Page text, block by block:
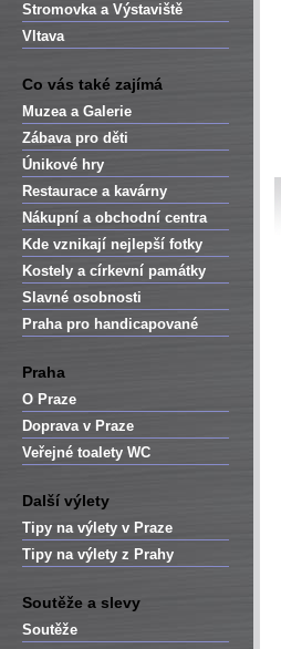
Stromovka a Výstaviště
Vltava
Co vás také zajímá
Muzea a Galerie
Zábava pro děti
Únikové hry
Restaurace a kavárny
Nákupní a obchodní centra
Kde vznikají nejlepší fotky
Kostely a církevní památky
Slavné osobnosti
Praha pro handicapované
Praha
O Praze
Doprava v Praze
Veřejné toalety WC
Další výlety
Tipy na výlety v Praze
Tipy na výlety z Prahy
Soutěže a slevy
Soutěže